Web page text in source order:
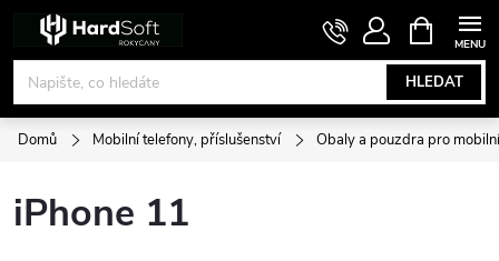
obsah
HLEDAT
NÁKUPNÍ
KOŠÍK
Domů Mobilní telefony, příslušenství Obaly a pouzdra pro
iPhone 11